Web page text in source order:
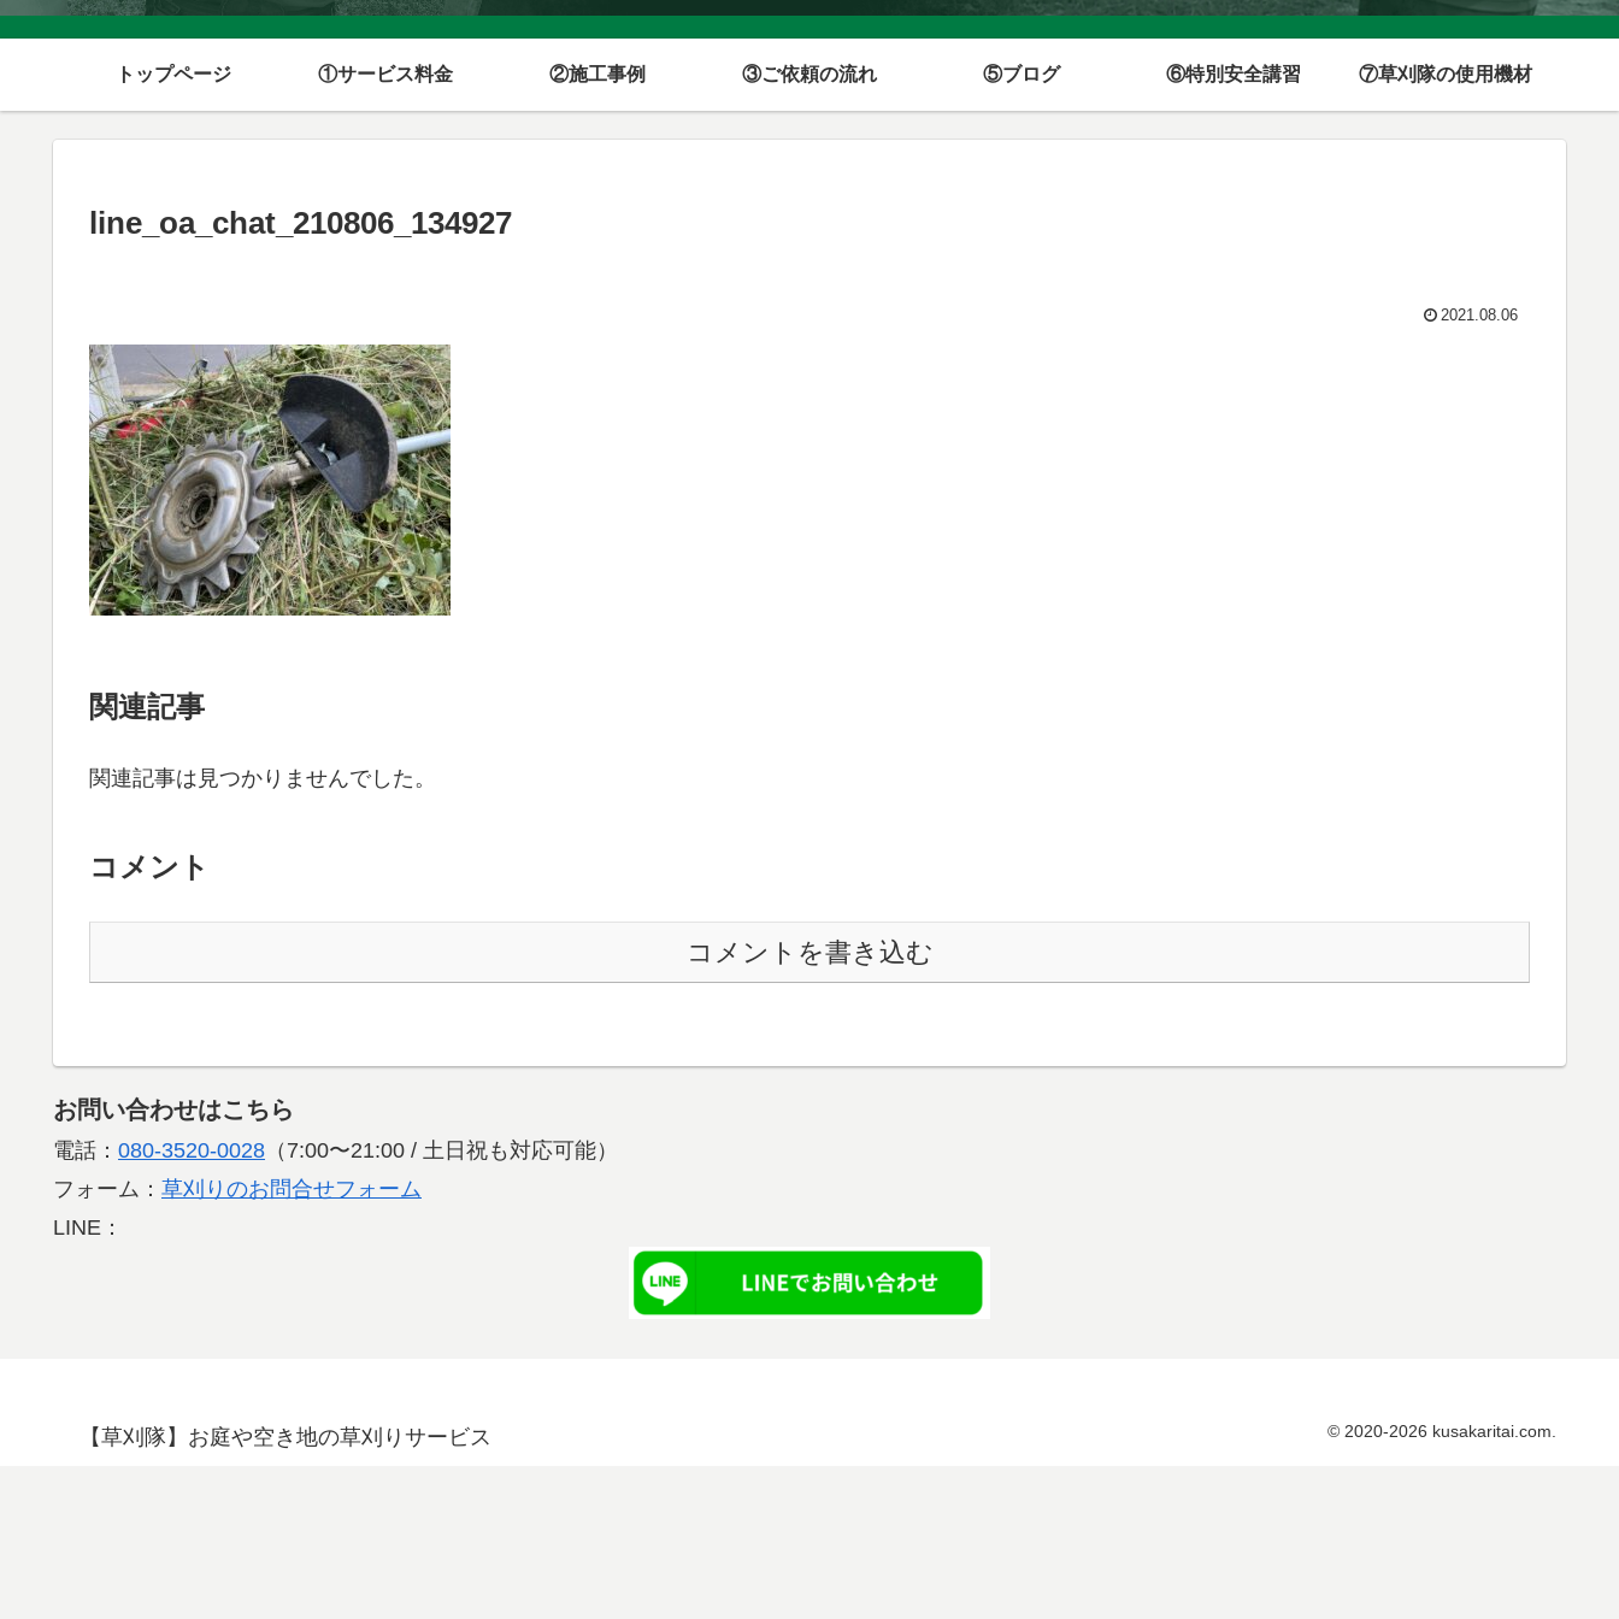
トップページ ①サービス料金 ②施工事例 ③ご依頼の流れ ⑤ブログ ⑥特別安全講習 ⑦草刈隊の使用機材
line_oa_chat_210806_134927
2021.08.06
関連記事
関連記事は見つかりませんでした。
コメント
コメントを書き込む
お問い合わせはこちら
電話： 080-3520-0028 （7:00〜21:00 / 土日祝も対応可能）
フォーム： 草刈りのお問合せフォーム
LINE：
【草刈隊】お庭や空き地の草刈りサービス © 2020-2026 kusakaritai.com.